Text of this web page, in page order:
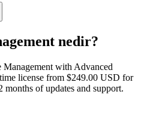
nedir?
Management with Advanced
license from $249.00 USD for
of updates and support.